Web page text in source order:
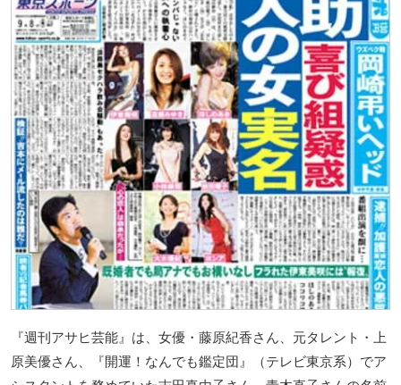
『週刊アサヒ芸能』は、女優・藤原紀香さん、元タレント・上
原美優さん、『開運！なんでも鑑定団』（テレビ東京系）でア